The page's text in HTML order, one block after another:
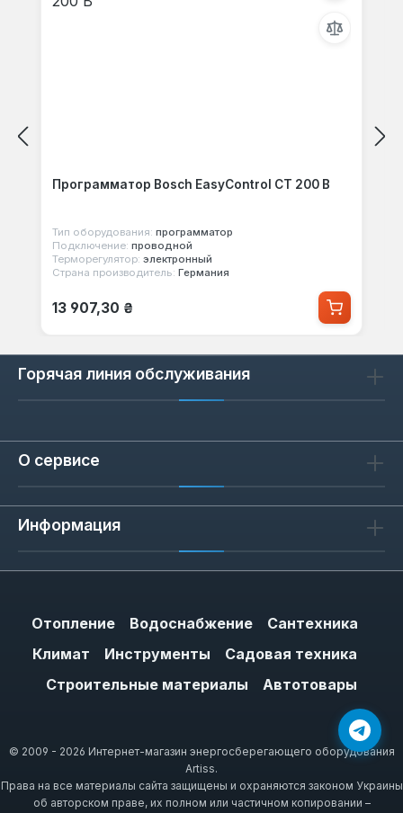
Программатор Bosch EasyControl CT 200 B
Тип оборудования: программатор
Подключение: проводной
Терморегулятор: электронный
Страна производитель: Германия
Обычная цена:
13 907,30 ₴
Горячая линия обслуживания
О сервисе
Информация
Отопление Водоснабжение
Сантехника
Климат
Инструменты
Садовая техника
Строительные материалы
Автотовары
© 2009 - 2026 Интернет-магазин энергосберегающего оборудования
Artiss.
Права на все материалы сайта защищены и охраняются законом Украины
об авторском праве, их полном или частичном копировании –